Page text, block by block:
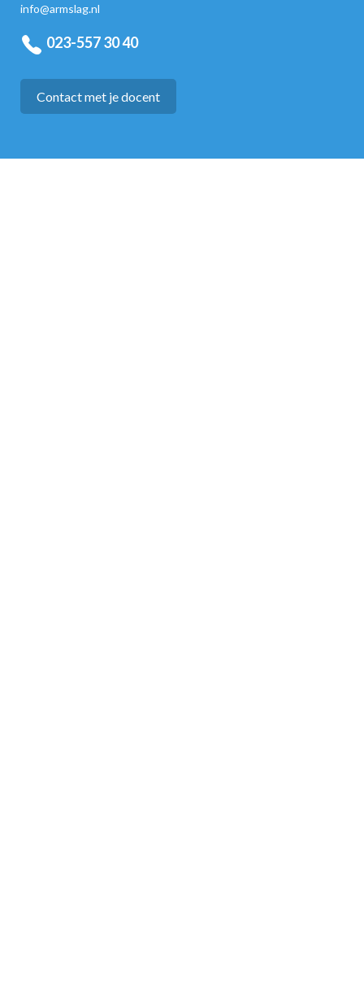
info@armslag.nl
023-557 30 40
Contact met je docent